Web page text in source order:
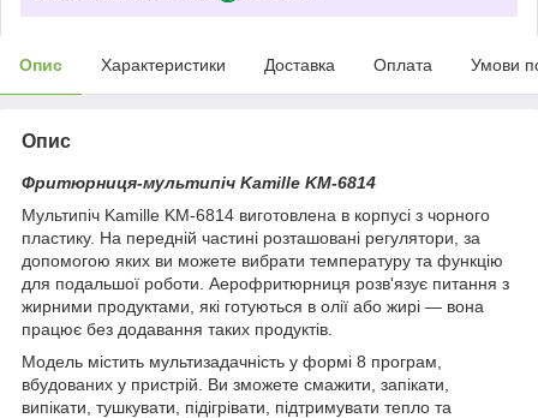
Опис Характеристики Доставка Оплата Умови
Опис
Фритюрниця-мультипіч Kamille KM-6814
Мультипіч Kamille KM-6814 виготовлена в корпусі з чорного
пластику. На передній частині розташовані регулятори, за
допомогою яких ви можете вибрати температуру та функцію
для подальшої роботи. Аерофритюрниця розв'язує питання з
жирними продуктами, які готуються в олії або жирі — вона
працює без додавання таких продуктів.
Модель містить мультизадачність у формі 8 програм,
вбудованих у пристрій. Ви зможете смажити, запікати,
випікати, тушкувати, підігрівати, підтримувати тепло та